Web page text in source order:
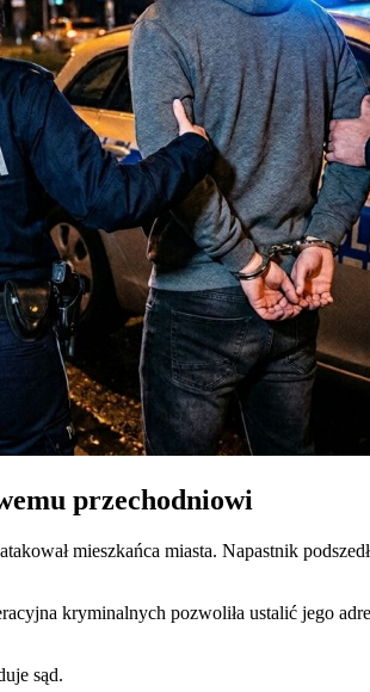
przechodniowi
mieszkańca miasta. Napastnik
kryminalnych pozwoliła ustalić jego
sąd.